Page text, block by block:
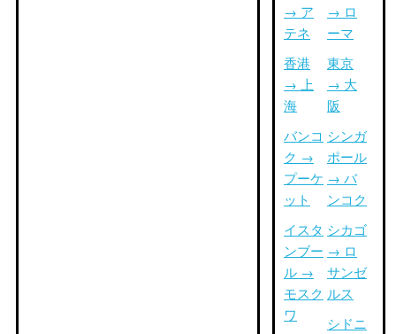
→ ア
テネ
香港
→ 上
海
バンコ
ク →
プーケ
ット
イスタ
ンブー
ル →
モスク
ワ
→ ロ
ーマ
東京
→ 大
阪
シンガ
ポール
→ バ
ンコク
シカゴ
→ ロ
サンゼ
ルス
シドニ